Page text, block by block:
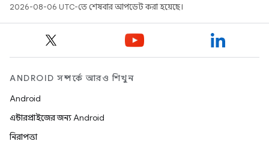
2026-08-06 UTC-তে শেষবার আপডেট করা হয়েছে।
ANDROID সম্পর্কে আরও শিখুন
Android
এন্টারপ্রাইজের জন্য Android
নিরাপত্তা